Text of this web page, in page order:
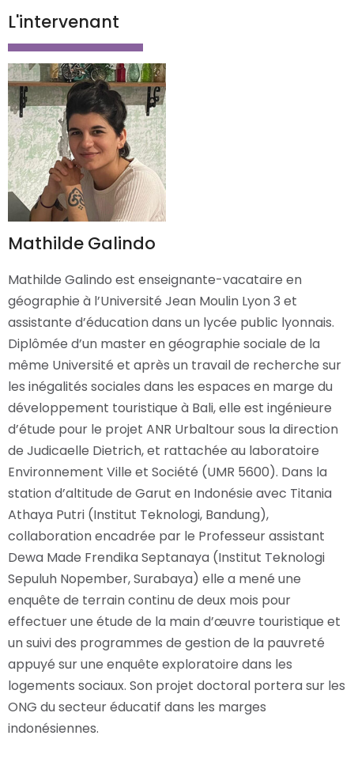
L'intervenant
Mathilde Galindo
Mathilde Galindo est enseignante-vacataire en
géographie à l’Université Jean Moulin Lyon 3 et
assistante d’éducation dans un lycée public lyonnais.
Diplômée d’un master en géographie sociale de la
même Université et après un travail de recherche sur
les inégalités sociales dans les espaces en marge du
développement touristique à Bali, elle est ingénieure
d’étude pour le projet ANR Urbaltour sous la direction
de Judicaelle Dietrich, et rattachée au laboratoire
Environnement Ville et Société (UMR 5600). Dans la
station d’altitude de Garut en Indonésie avec Titania
Athaya Putri (Institut Teknologi, Bandung),
collaboration encadrée par le Professeur assistant
Dewa Made Frendika Septanaya (Institut Teknologi
Sepuluh Nopember, Surabaya) elle a mené une
enquête de terrain continu de deux mois pour
effectuer une étude de la main d’œuvre touristique et
un suivi des programmes de gestion de la pauvreté
appuyé sur une enquête exploratoire dans les
logements sociaux. Son projet doctoral portera sur les
ONG du secteur éducatif dans les marges
indonésiennes.